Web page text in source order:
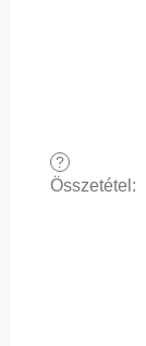
?
Összetétel :